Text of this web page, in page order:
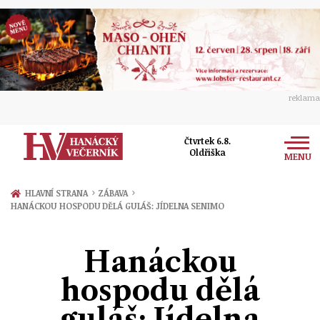
reklama
Čtvrtek 6.8.
Oldřiška
MENU
Zprávy
Ekonomika
Společnost
HLAVNÍ STRANA › ZÁBAVA ›
HANÁCKOU HOSPODU DĚLÁ GULÁŠ: JÍDELNA SENIMO
Hanáckou
hospodu dělá